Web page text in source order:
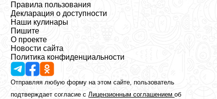
Правила пользования
Декларация о доступности
Наши кулинары
Пишите
О проекте
Новости сайта
Политика конфиденциальности
Отправляя любую форму на этом сайте, пользователь
подтверждает согласие сЛицензионным соглашениемоб